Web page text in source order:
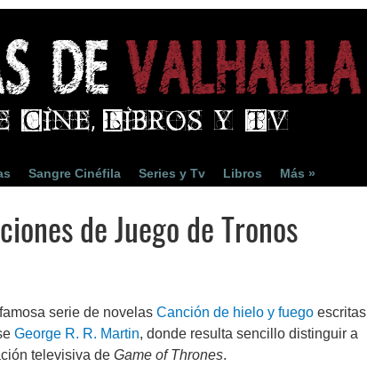
Sangre Cinéfila Series y Tv Libros Más »
de Juego de Tronos
serie de novelas Canción de hielo y fuego escritas
George R. R. Martin, donde resulta sencillo distinguir a
televisiva de Game of Thrones.